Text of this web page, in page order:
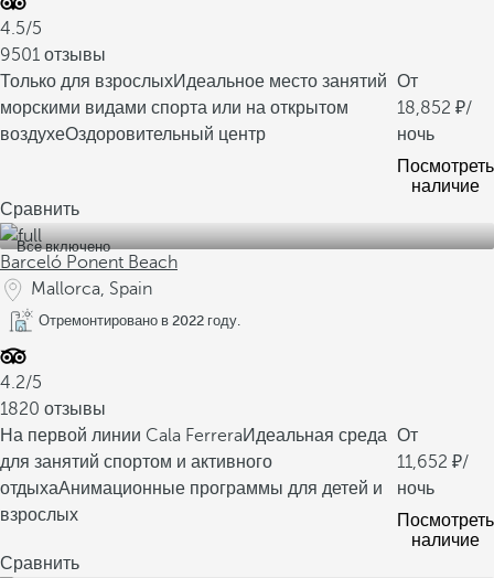
4.5/5
9501 отзывы
Только для взрослыхИдеальное место занятий
морскими видами спорта или на открытом
воздухеОздоровительный центр
От
18,852
/
ночь
Посмотреть
наличие
Сравнить
Все включено
Barceló Ponent Beach
Mallorca, Spain
Отремонтировано в 2022 году.
4.2/5
1820 отзывы
На первой линии Cala FerreraИдеальная среда
для занятий спортом и активного
отдыхаАнимационные программы для детей и
взрослых
От
11,652
/
ночь
Посмотреть
наличие
Сравнить